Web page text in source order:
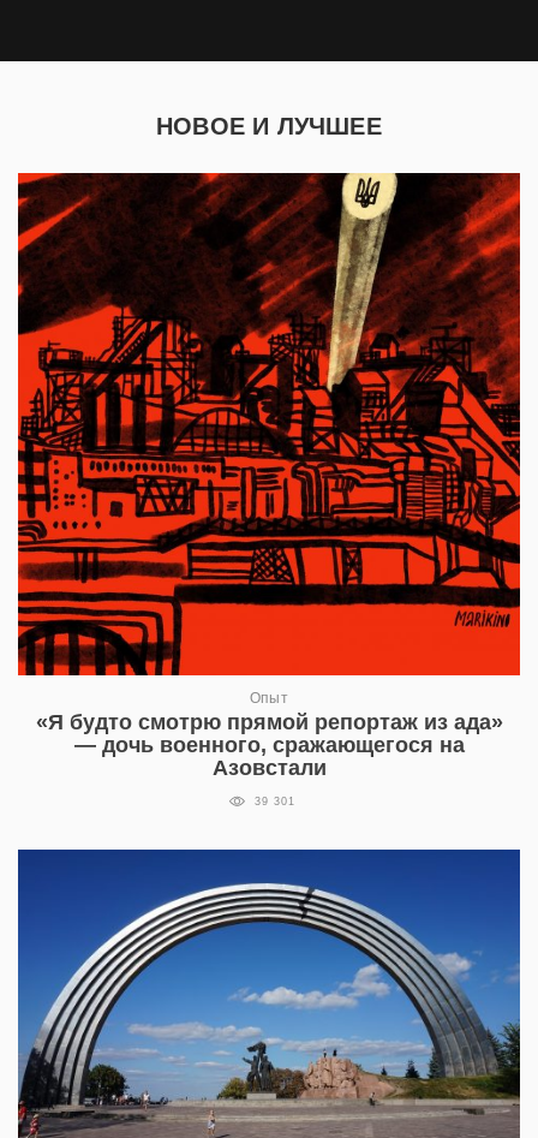
НОВОЕ И ЛУЧШЕЕ
Опыт
«Я будто смотрю прямой репортаж из ада»
— дочь военного, сражающегося на
Азовстали
39 301